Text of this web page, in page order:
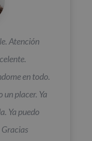
Atención
en todo.
un placer. Ya
Ya puedo